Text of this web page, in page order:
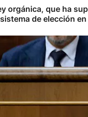
orgánica, que ha
de elección